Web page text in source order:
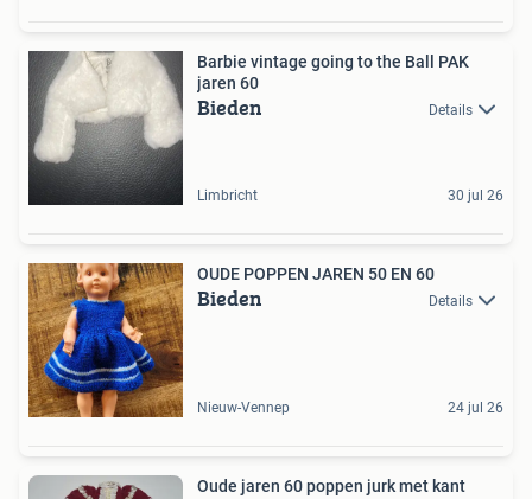
Barbie vintage going to the Ball PAK
jaren 60
Bieden Details
Limbricht 30 jul 26
OUDE POPPEN JAREN 50 EN 60
Bieden Details
Nieuw-Vennep 24 jul 26
Oude jaren 60 poppen jurk met kant